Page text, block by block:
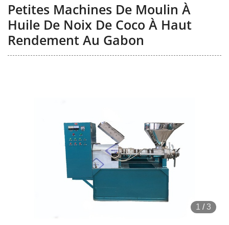
Petites Machines De Moulin À
Huile De Noix De Coco À Haut
Rendement Au Gabon
1 /3